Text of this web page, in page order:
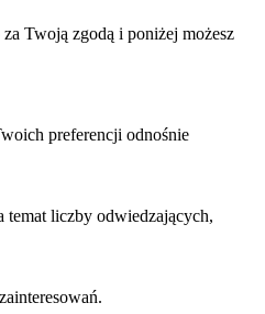
Twoją zgodą i poniżej możesz
preferencji odnośnie
liczby odwiedzających,